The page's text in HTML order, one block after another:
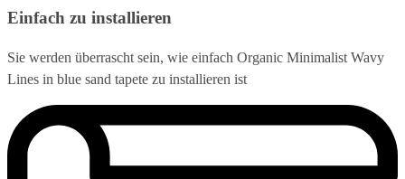
Einfach zu installieren
Sie werden überrascht sein, wie einfach Organic Minimalist Wavy
Lines in blue sand tapete zu installieren ist